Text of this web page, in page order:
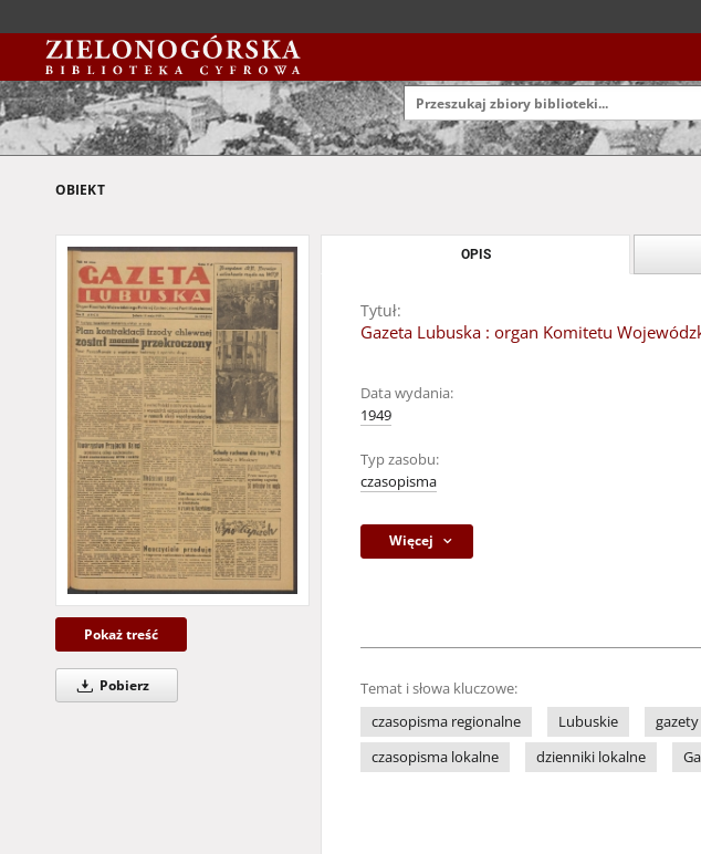
OBIEKT
Pokaż treść
Pobierz
OPIS
Tytuł:
Gazeta Lubuska : organ Komitetu
Data wydania:
1949
Typ zasobu:
czasopisma
Więcej
Temat i słowa kluczowe:
czasopisma regionalne
Lubuskie
czasopisma lokalne
dzienniki lokalne